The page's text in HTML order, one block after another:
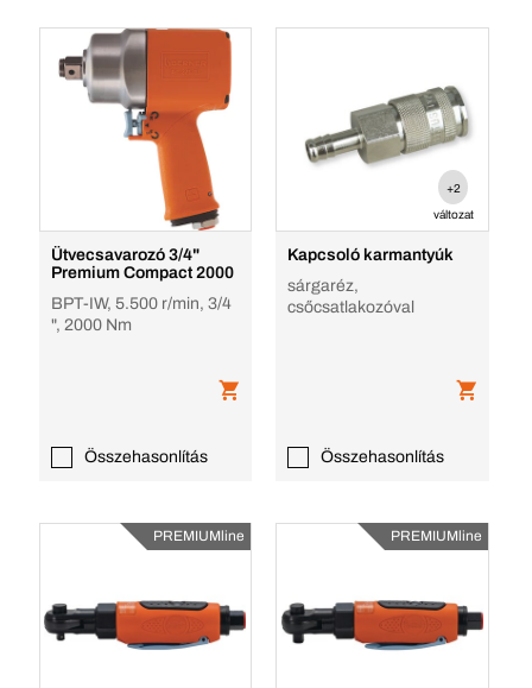
Ütvecsavarozó 3/4"
Premium Compact 2000
BPT-IW, 5.500 r/min, 3/4
", 2000 Nm
Összehasonlítás
+2
változat
Kapcsoló karmantyúk
sárgaréz,
csőcsatlakozóval
Összehasonlítás
PREMIUMline PREMIUMline